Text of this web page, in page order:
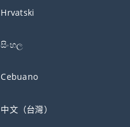
Hrvatski
සිංහල
Cebuano
中文（台灣）